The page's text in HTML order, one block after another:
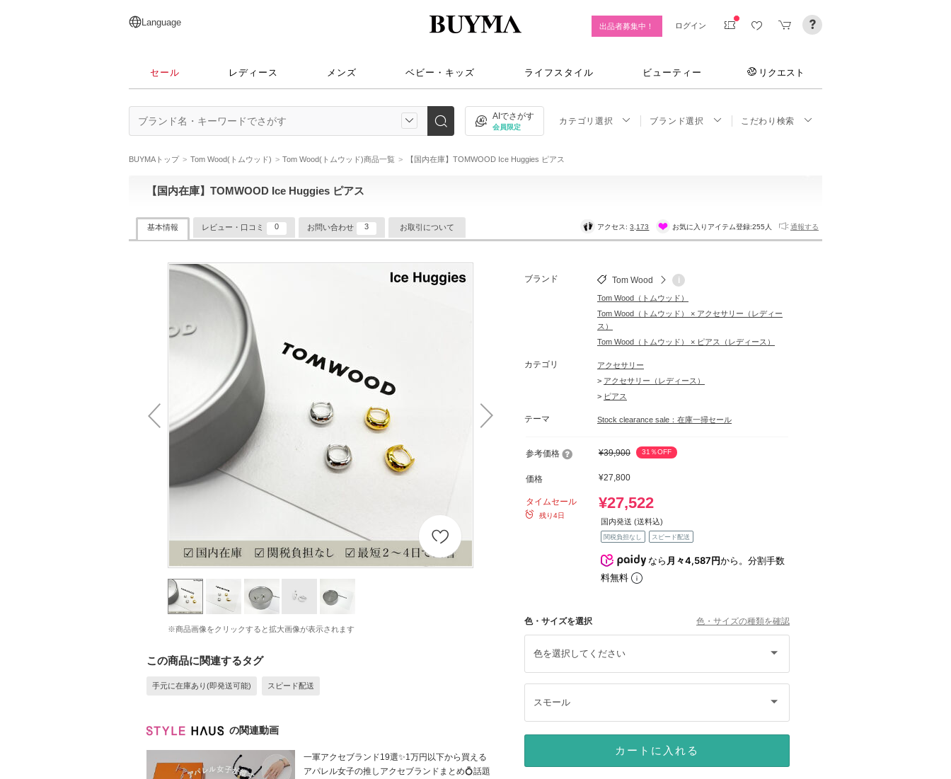
日本語
English
简体中文
繁體中文
Language 出品者募集中！ ログイン
セール レディース メンズ ベビー・キッズ ライフスタイル ビューティー リクエスト
AIでさがす
会員限定
カテゴリ選択 ブランド選択 こだわり検索
BUYMAトップ Tom Wood(トムウッド) Tom Wood(トムウッド)商品一覧 【国内在庫】TOMWOOD Ice Huggies ピアス
【国内在庫】TOMWOOD Ice Huggies ピアス
基本情報 レビュー・口コミ 0 お問い合わせ 3 お取引について アクセス:3,173 お気に入りアイテム登録:255人 通報する
※商品画像をクリックすると拡大画像が表示されます
この商品に関連するタグ
手元に在庫あり(即発送可能) スピード配送
の関連動画
一軍アクセブランド19選✨1万円以下から買える
アパレル女子の推しアクセブランドまとめ💍話題
ブランド Tom Wood i
Tom Wood（トムウッド）
Tom Wood（トムウッド） × アクセサリー（レディー
ス）
Tom Wood（トムウッド） × ピアス（レディース）
カテゴリ
アクセサリー
> アクセサリー（レディース）
> ピアス
テーマ Stock clearance sale：在庫一掃セール
参考価格 ¥39,900 31％OFF
価格 ¥27,800
タイムセール
残り4日
¥27,522
国内発送 (送料込)
関税負担なし スピード配送
なら月々4,587円から。分割手数
料無料
色・サイズを選択 色・サイズの種類を確認
色を選択してください
スモール
カートに入れる